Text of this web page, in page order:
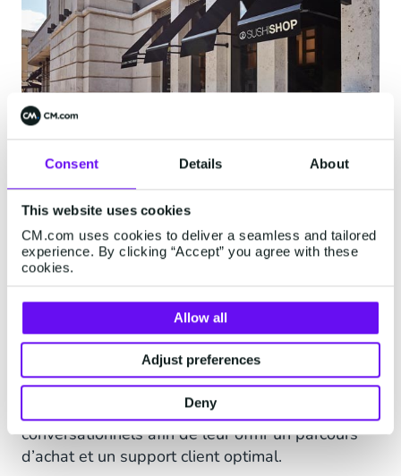
Consent Details About
This website uses cookies
CM.com uses cookies to deliver a seamless and tailored
experience. By clicking “Accept” you agree with these
cookies.
Allow all
Adjust preferences
Deny
L’expérience client au cœur
de la stratégie de Sushi
Shop
Sushi Shop cherche toujours à innover pour
s’adapter aux besoins des consommateurs et
leur offrir la meilleure expérience. C’est pourquoi
la marque souhaite inclure les outils
conversationnels afin de leur offrir un parcours
d’achat et un support client optimal.